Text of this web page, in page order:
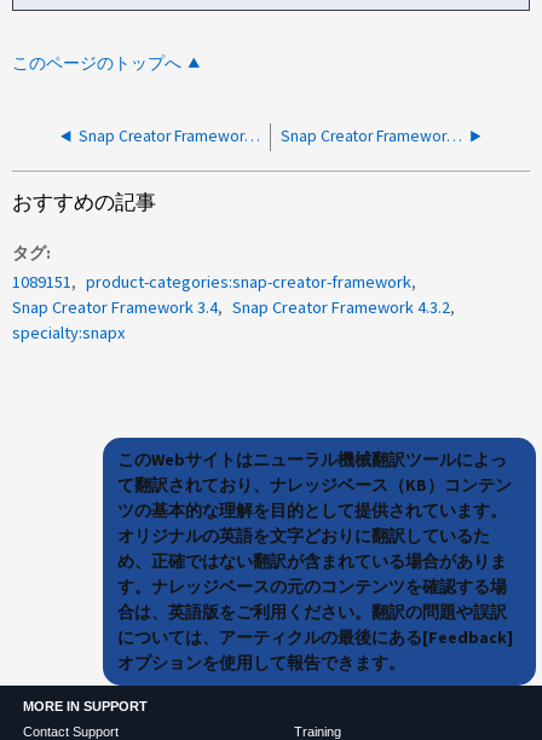
このページのトップへ
Snap Creator FrameworkにONTAP 9.12.1以降の互換性が表示されない Snap Creator Frameworkが、終了コード127のデータベースを休止できません
おすすめの記事
タグ
1089151
product-categories:snap-creator-framework
Snap Creator Framework 3.4
Snap Creator Framework 4.3.2
specialty:snapx
このWebサイトはニューラル機械翻訳ツールによっ
て翻訳されており、ナレッジベース（KB）コンテン
ツの基本的な理解を目的として提供されています。
オリジナルの英語を文字どおりに翻訳しているた
め、正確ではない翻訳が含まれている場合がありま
す。ナレッジベースの元のコンテンツを確認する場
合は、英語版をご利用ください。翻訳の問題や誤訳
については、アーティクルの最後にある[Feedback]
オプションを使用して報告できます。
MORE IN SUPPORT
Contact Support
Training